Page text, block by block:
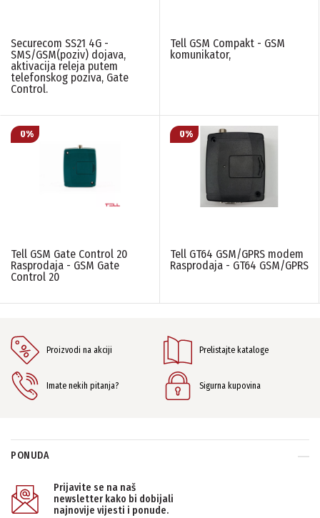
Securecom SS21 4G -
SMS/GSM(poziv) dojava,
aktivacija releja putem
telefonskog poziva, Gate
Control.
Tell GSM Compakt - GSM
komunikator,
Tell GSM Gate Control 20
Rasprodaja - GSM Gate
Control 20
Tell GT64 GSM/GPRS modem
Rasprodaja - GT64 GSM/GPRS
Proizvodi na akciji Prelistajte kataloge
Imate nekih pitanja? Sigurna kupovina
PONUDA
Prijavite se na naš
newsletter kako bi dobijali
najnovije vijesti i ponude.